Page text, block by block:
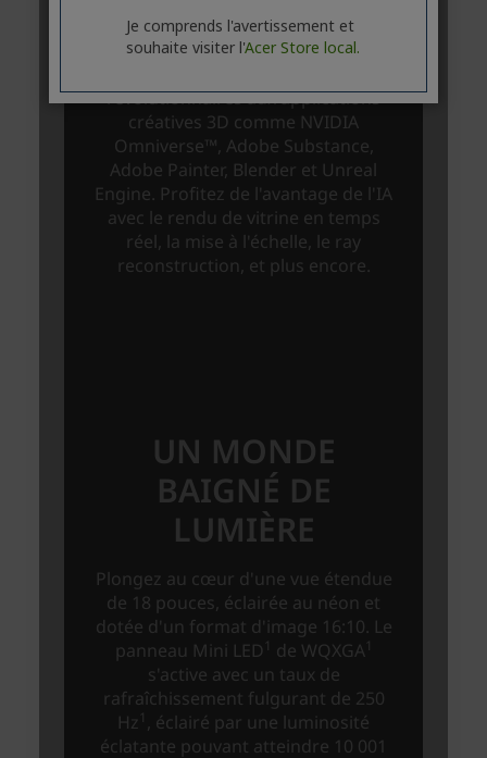
Je comprends l'avertissement et
souhaite visiter l'Acer Store local.